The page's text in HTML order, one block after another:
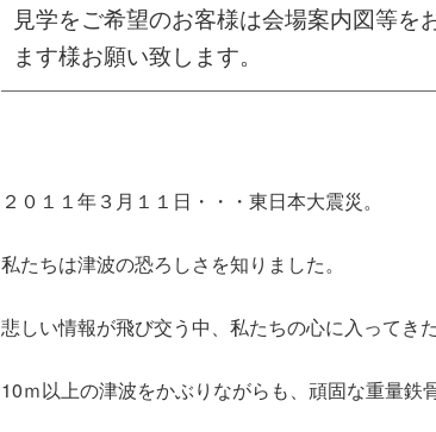
見学をご希望のお客様は会場案内図等
ます様お願い致します。
２０１１年３月１１日・・・東日本大震災。
私たちは津波の恐ろしさを知りました。
悲しい情報が飛び交う中、私たちの心に入ってきた
10ｍ以上の津波をかぶりながらも、頑固な重量鉄